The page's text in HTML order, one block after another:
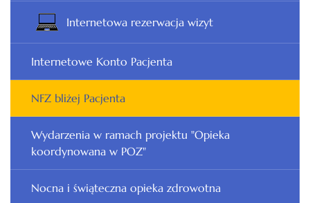
Internetowa rezerwacja wizyt
Internetowe Konto Pacjenta
NFZ bliżej Pacjenta
Wydarzenia w ramach projektu "Opieka
koordynowana w POZ"
Nocna i świąteczna opieka zdrowotna